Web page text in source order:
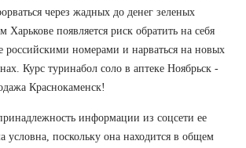
через жадных до денег зеленых
Харькове появляется риск обратить на себя
номерами и нарваться на новых
Курс туринабол соло в аптеке Ноябрьск -
Краснокаменск!
информации из соцсети ее
условна, поскольку она находится в общем